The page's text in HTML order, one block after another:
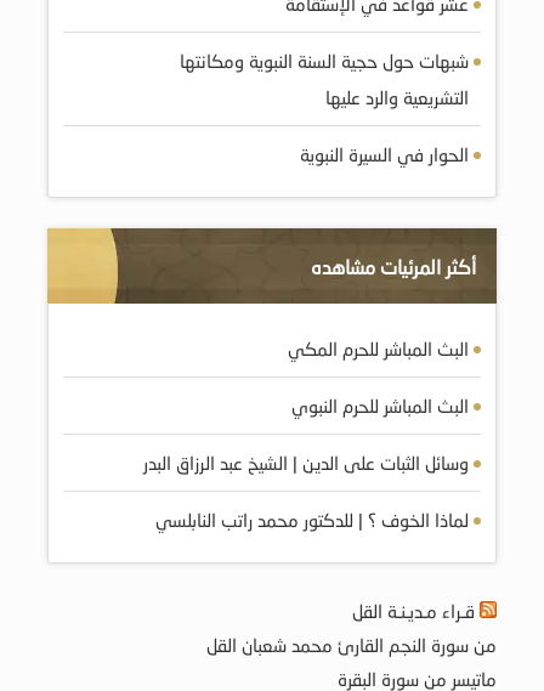
شبهات حول حجية السنة النبوية ومکانتها
التشريعية والرد عليها
الحوار في السيرة النبوية
أكثر المرئيات مشاهده
البث المباشر للحرم المكي
البث المباشر للحرم النبوي
وسائل الثبات على الدين | الشيخ عبد الرزاق البدر
لماذا الخوف ؟ | للدكتور محمد راتب النابلسي
قـراء مـديـنـة القل
من سورة النجم القارئ محمد شعبان القل
ماتيسر من سورة البقرة